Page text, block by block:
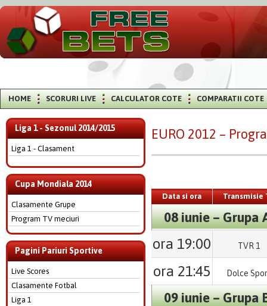
HOME SCORURI LIVE CALCULATOR COTE COMPARATII COTE
Liga 1 - Sezonul 2014/2015
Liga 1 - Clasament
Cupa Mondiala 2014
Clasamente Grupe
Program TV meciuri
Pagini Pariuri Sportive
Live Scores
Clasamente Fotbal
Liga 1
EURO 2012 –
Data si ora Transmisie
08 iunie – Grupa
ora 19:00 TVR 1
ora 21:45 Dolce
09 iunie – Grupa